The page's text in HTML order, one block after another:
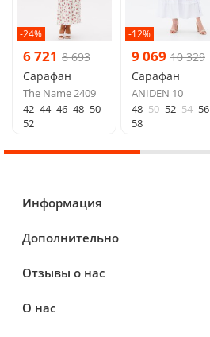
-24%
6 721 8 693
Сарафан
The Name 2409
42 44 46 48 50
52
-12%
9 069 10 329
Сарафан
ANIDEN 10
48 50 52 54 56
58
Информация
Дополнительно
Отзывы о нас
О нас